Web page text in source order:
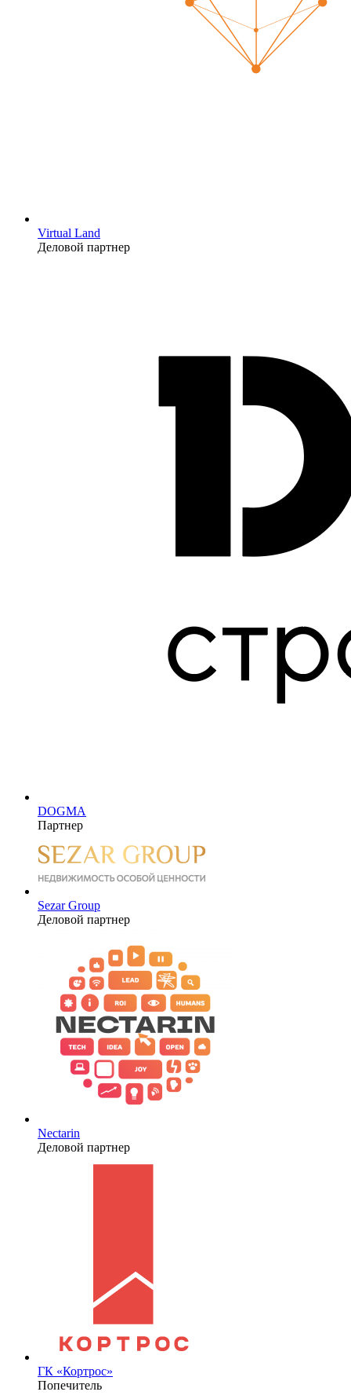
Virtual Land
Деловой партнер
DOGMA
Партнер
Sezar Group
Деловой партнер
Nectarin
Деловой партнер
ГК «Кортрос»
Попечитель